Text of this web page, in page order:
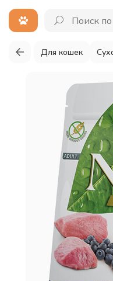
Для кошек